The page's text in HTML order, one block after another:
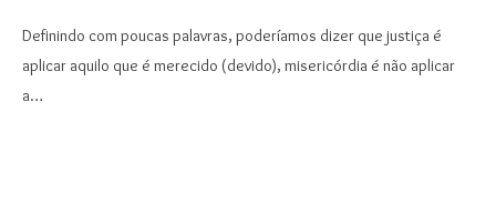
Definindo com poucas palavras, poderíamos dizer que justiça é
aplicar aquilo que é merecido (devido), misericórdia é não aplicar
a…